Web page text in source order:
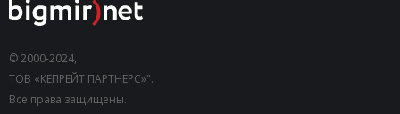
© 2000-2024,
ТОВ «КЕПРЕЙТ ПАРТНЕРС»".
Все права защищены.